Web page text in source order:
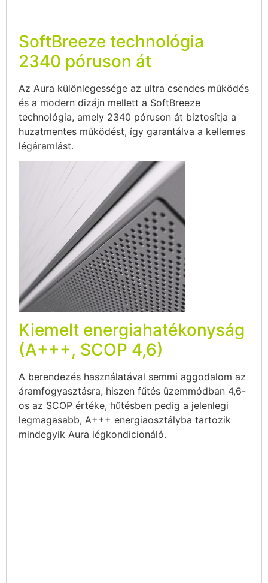
SoftBreeze technológia
2340 póruson át
Az Aura különlegessége az ultra csendes működés
és a modern dizájn mellett a SoftBreeze
technológia, amely 2340 póruson át biztosítja a
huzatmentes működést, így garantálva a kellemes
légáramlást.
Kiemelt energiahatékonyság
(A+++, SCOP 4,6)
A berendezés használatával semmi aggodalom az
áramfogyasztásra, hiszen fűtés üzemmódban 4,6-
os az SCOP értéke, hűtésben pedig a jelenlegi
legmagasabb, A+++ energiaosztályba tartozik
mindegyik Aura légkondicionáló.